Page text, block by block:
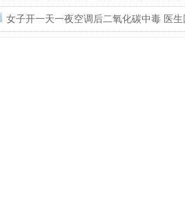
店索赔924
女子开一天一夜空调后二氧化碳中毒 医